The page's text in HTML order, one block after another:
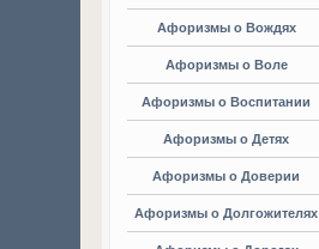
Афоризмы о Вождях
Афоризмы о Воле
Афоризмы о Воспитании
Афоризмы о Детях
Афоризмы о Доверии
Афоризмы о Долгожителях